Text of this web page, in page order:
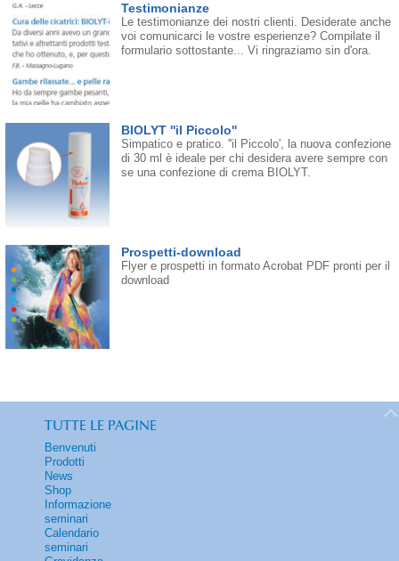
Testimonianze
Le testimonianze dei nostri clienti. Desiderate anche
voi comunicarci le vostre esperienze? Compilate il
formulario sottostante... Vi ringraziamo sin d'ora.
BIOLYT ''il Piccolo''
Simpatico e pratico. ''il Piccolo', la nuova confezione
di 30 ml è ideale per chi desidera avere sempre con
se una confezione di crema BIOLYT.
Prospetti-download
Flyer e prospetti in formato Acrobat PDF pronti per il
download
TUTTE LE PAGINE
Benvenuti
Prodotti
News
Shop
Informazione
seminari
Calendario
seminari